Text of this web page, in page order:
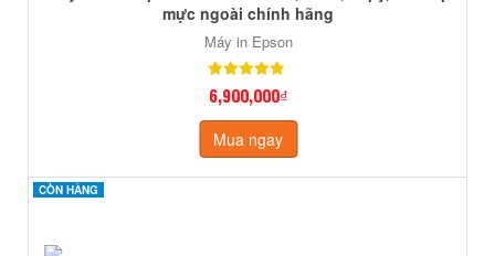
mực ngoài chính hãng
Máy in Epson
6,900,000₫
Mua ngay
CÒN HÀNG
CÒN HÀNG